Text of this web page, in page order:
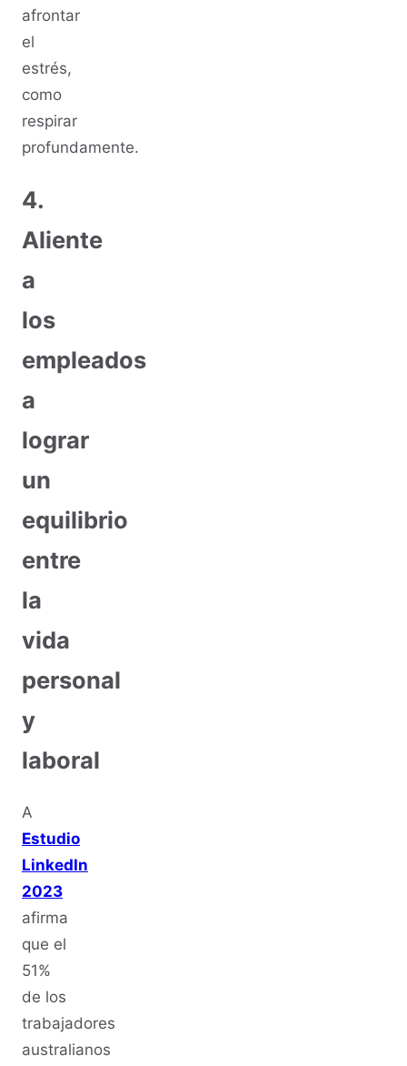
afrontar
el
estrés,
como
respirar
profundamente.
4.
Aliente
a
los
empleados
a
lograr
un
equilibrio
entre
la
vida
personal
y
laboral
A
Estudio
LinkedIn
2023
afirma
que el
51%
de los
trabajadores
australianos